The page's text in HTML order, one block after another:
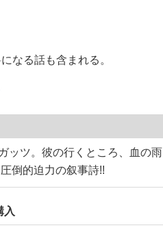
なる話も含まれる。
ッツ。彼の行くところ、血の雨
倒的迫力の叙事詩!!
入